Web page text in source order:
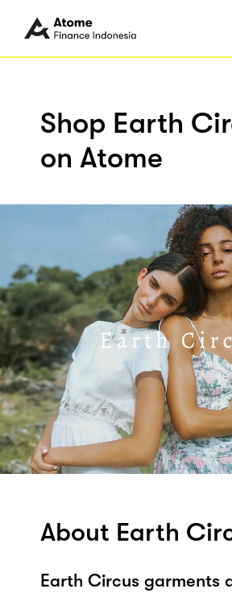
Shop Earth
on Atome
About Earth
Earth Circus garments